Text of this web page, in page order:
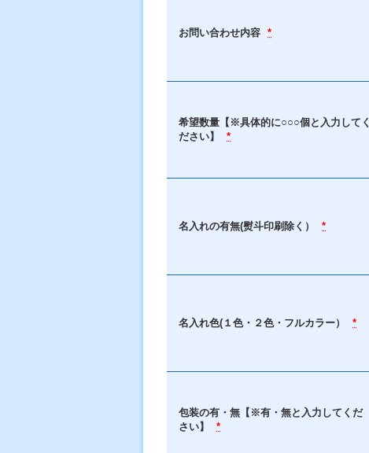
お問い合わせ内容 *
希望数量【※具体的に○○○個と入力してく
ださい】
*
名入れの有無(熨斗印刷除く） *
名入れ色(１色・２色・フルカラー） *
包装の有・無【※有・無と入力してくだ
さい】
*